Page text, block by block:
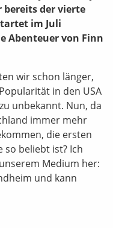
bereits der vierte
im Juli
Abenteuer von Finn
wir schon länger,
in den USA
unbekannt. Nun, da
immer mehr
die ersten
so beliebt ist? Ich
Medium her:
und kann